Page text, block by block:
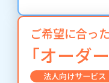
ご希望に合っ
「オーダ
法人向けサービス